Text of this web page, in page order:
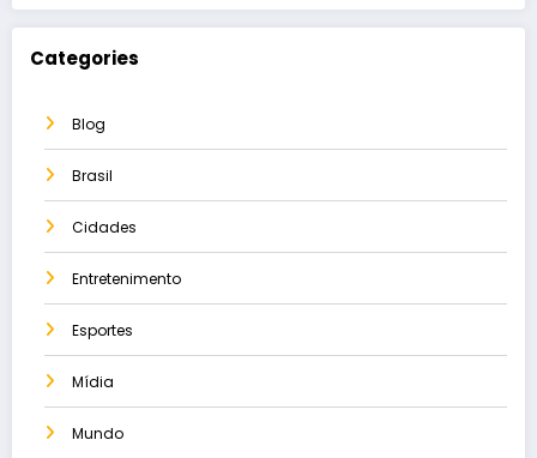
Categories
Blog
Brasil
Cidades
Entretenimento
Esportes
Mídia
Mundo